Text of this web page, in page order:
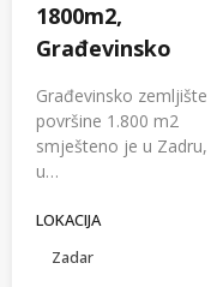
1800m2,
Građevinsko
Građevinsko zemljište
površine 1.800 m2
smješteno je u Zadru,
u…
LOKACIJA
Zadar